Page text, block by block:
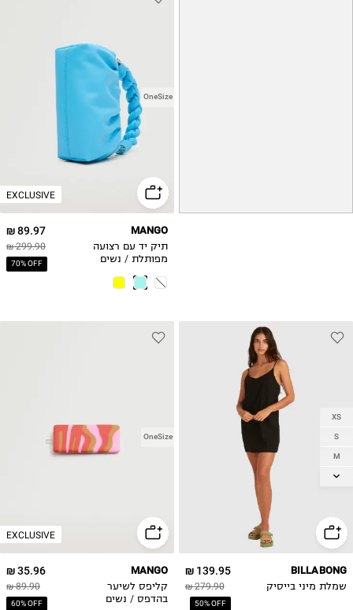
EXCLUSIVE
OneSize
89.97 ₪
299.90 ₪
70% OFF
MANGO
תיק יד עם רצועה
מפותלת / נשים
XS
S
M
L
139.95 ₪
279.90 ₪
50% OFF
BILLABONG
שמלת מיני בייסיק
EXCLUSIVE
OneSize
35.96 ₪
89.90 ₪
60% OFF
MANGO
קליפס לשיער
בהדפס / נשים